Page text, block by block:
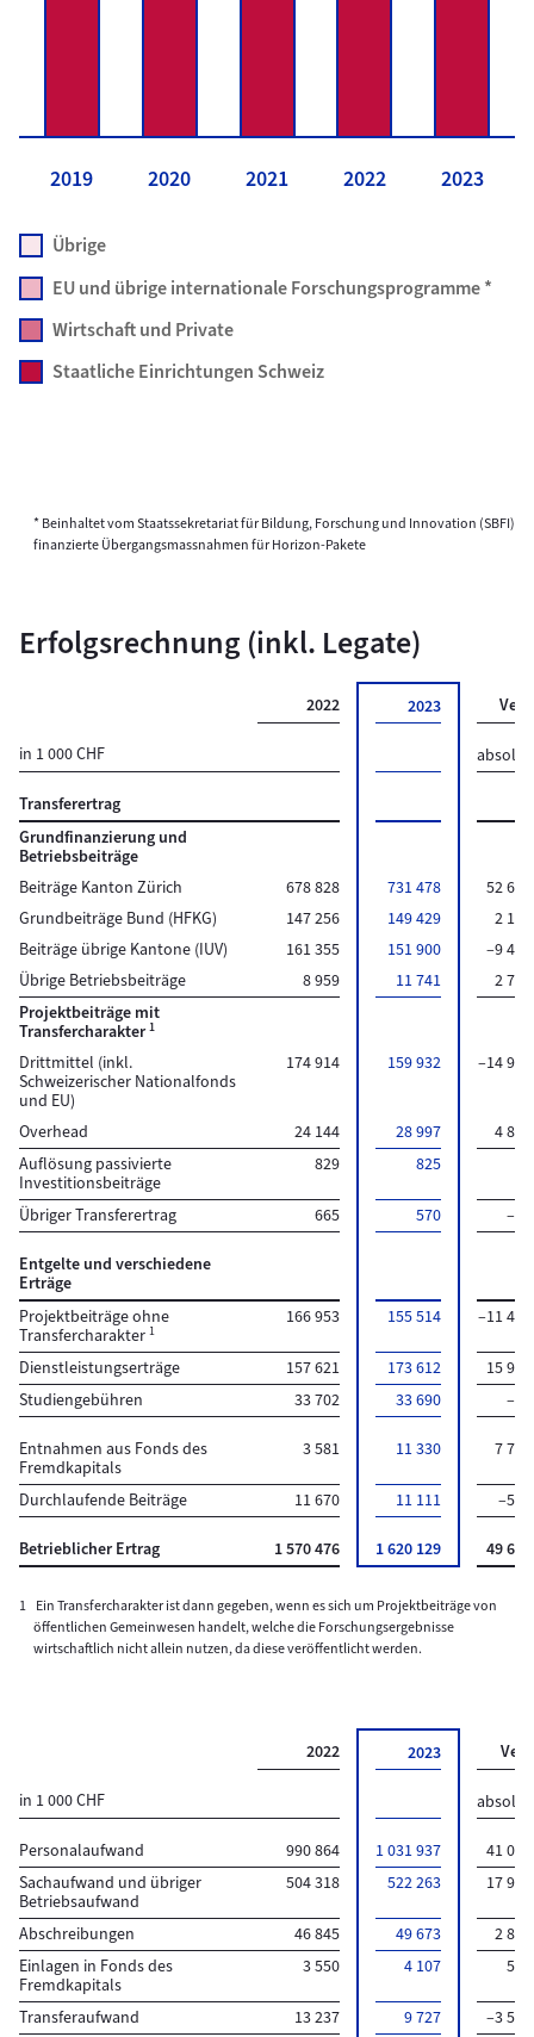
2019 2020 2021 2022 2023
Übrige
EU und übrige internationale Forschungsprogramme *
Wirtschaft und Private
Staatliche Einrichtungen Schweiz
* Beinhaltet vom Staatssekretariat für Bildung, Forschung und Innovation (SBFI)
finanzierte Übergangsmassnahmen für Horizon-Pakete
Erfolgsrechnung (inkl. Legate)
2022 2023
in 1 000 CHF absolut
Transferertrag
Grundfinanzierung und
Betriebsbeiträge
Beiträge Kanton Zürich
678 828 731 478
52 651
Grundbeiträge Bund (HFKG)
147 256 149 429
2 173
Beiträge übrige Kantone (IUV)
161 355 151 900
–9 455
Übrige Betriebsbeiträge
8 959 11 741
2 783
Projektbeiträge mit
Transfercharakter1
Drittmittel (inkl.
Schweizerischer Nationalfonds
und EU)
174 914 159 932 –14 982
Overhead 24 144 28 997
4 853
Auflösung passivierte
Investitionsbeiträge
829 825
Übriger Transferertrag 665 570 –95
Entgelte und verschiedene
Erträge
Projektbeiträge ohne
Transfercharakter 1
166 953 155 514 –11 439
Dienstleistungserträge 157 621 173 612
15 991
Studiengebühren
33 702 33 690 –12
Entnahmen aus Fonds des
Fremdkapitals
3 581 11 330 7 749
Durchlaufende Beiträge 11 670 11 111 –559
Betrieblicher Ertrag 1 570 476 1 620 129 49 653
1 Ein Transfercharakter ist dann gegeben, wenn es sich um Projektbeiträge von
öffentlichen Gemeinwesen handelt, welche die Forschungsergebnisse
wirtschaftlich nicht allein nutzen, da diese veröffentlicht werden.
2022 2023
in 1 000 CHF absolut
Personalaufwand 990 864 1 031 937
41 073
Sachaufwand und übriger
Betriebsaufwand
504 318 522 263 17 945
Abschreibungen 46 845 49 673
2 828
Einlagen in Fonds des
Fremdkapitals
3 550 4 107 557
Transferaufwand 13 237 9 727
–3 509